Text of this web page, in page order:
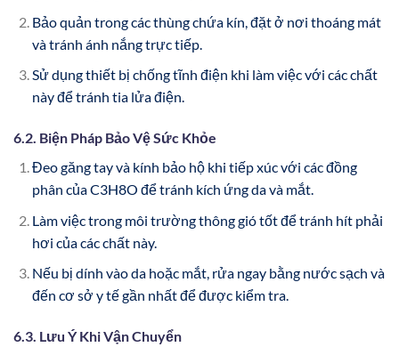
Bảo quản trong các thùng chứa kín, đặt ở nơi thoáng mát
và tránh ánh nắng trực tiếp.
Sử dụng thiết bị chống tĩnh điện khi làm việc với các chất
này để tránh tia lửa điện.
6.2. Biện Pháp Bảo Vệ Sức Khỏe
Đeo găng tay và kính bảo hộ khi tiếp xúc với các đồng
phân của C3H8O để tránh kích ứng da và mắt.
Làm việc trong môi trường thông gió tốt để tránh hít phải
hơi của các chất này.
Nếu bị dính vào da hoặc mắt, rửa ngay bằng nước sạch và
đến cơ sở y tế gần nhất để được kiểm tra.
6.3. Lưu Ý Khi Vận Chuyển